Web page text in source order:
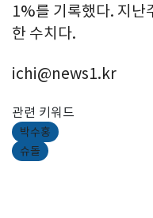
1%를 기록했다. 지난
한 수치다.
ichi@news1.kr
관련 키워드
박수홍
슈돌